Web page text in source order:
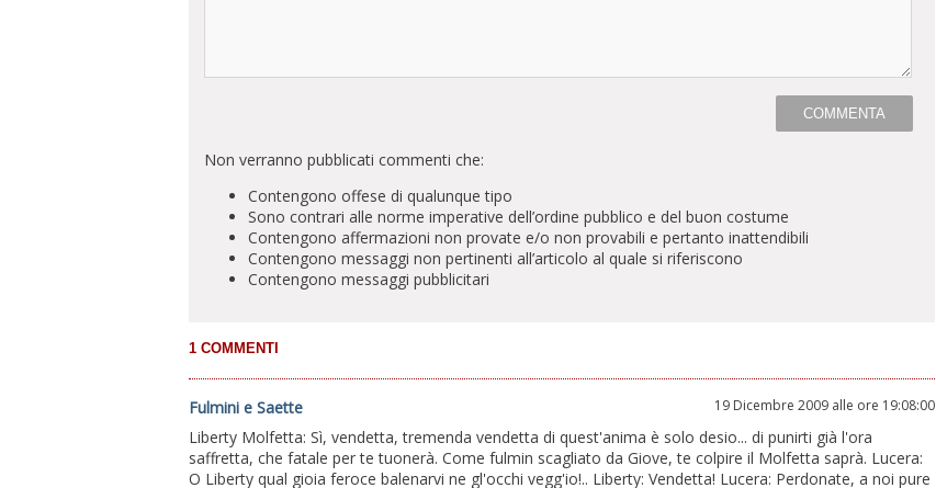
Non verranno pubblicati commenti che:
Contengono offese di qualunque tipo
Sono contrari alle norme imperative dell’ordine pubblico e del buon costume
Contengono affermazioni non provate e/o non provabili e pertanto inattendibili
Contengono messaggi non pertinenti all’articolo al quale si riferiscono
Contengono messaggi pubblicitari
Fulmini e Saette 19 Dicembre 2009 alle ore 19:08:00
Liberty Molfetta: Sì, vendetta, tremenda vendetta di quest'anima è solo desio... di punirti già l'ora
saffretta, che fatale per te tuonerà. Come fulmin scagliato da Giove, te colpire il Molfetta saprà. Lucera:
O Liberty qual gioia feroce balenarvi ne gl'occhi vegg'io!.. Liberty: Vendetta! Lucera: Perdonate, a noi pure